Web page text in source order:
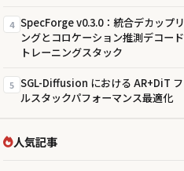
4 SpecForge v0.3.0：統合デカップリ
ングとコロケーション推測デコード
トレーニングスタック
5 SGL-Diffusion における AR+DiT フ
ルスタックパフォーマンス最適化
人気記事